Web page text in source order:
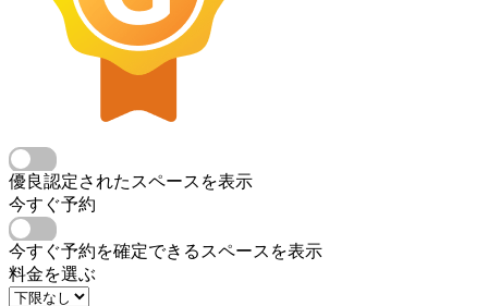
優良認定されたスペースを表示
今すぐ予約
今すぐ予約を確定できるスペースを表示
料金を選ぶ